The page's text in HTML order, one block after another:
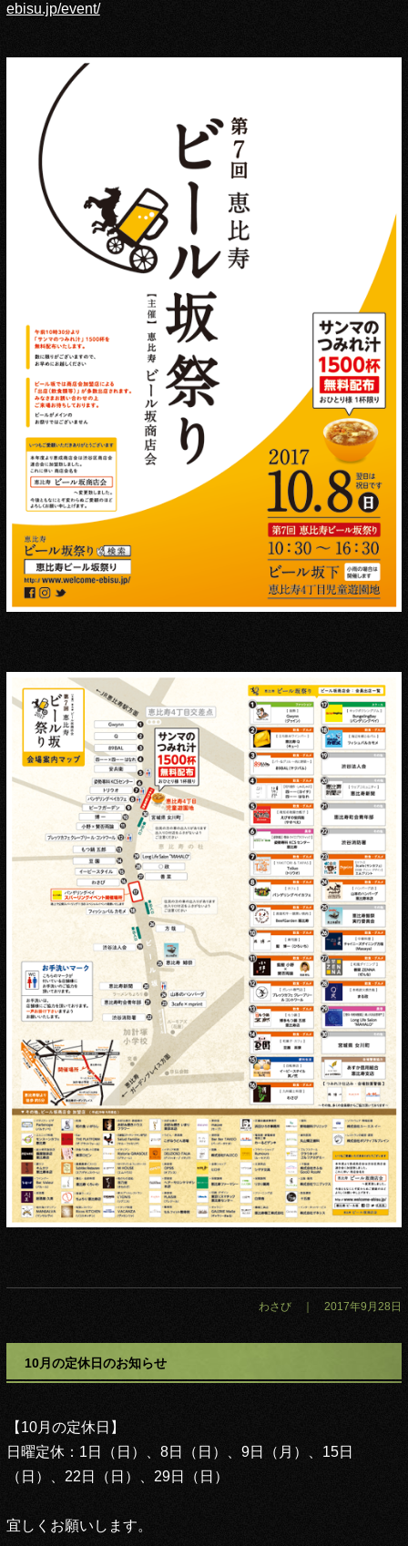
ebisu.jp/event/
わさび ｜ 2017年9月28日
10月の定休日のお知らせ
【10月の定休日】
日曜定休：1日（日）、8日（日）、9日（月）、15日
（日）、22日（日）、29日（日）
宜しくお願いします。